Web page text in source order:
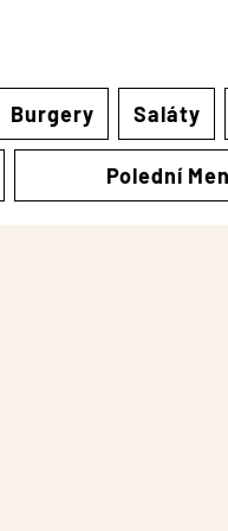
Burgery Saláty
Polední